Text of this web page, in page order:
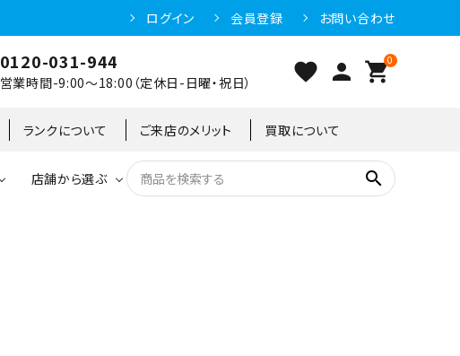
ログイン 会員登録 お問い合わせ
0120-031-944
営業時間-9:00～18:00（定休日-日曜・祝日） favorite person 0
shopping_cart
ランクについて ご来店のメリット 買取について
店舗から選ぶ search